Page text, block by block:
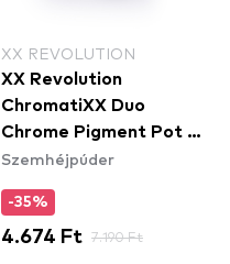
XX REVOLUTION
XX Revolution
ChromatiXX Duo
Chrome Pigment Pot -
Flip
Szemhéjpúder
-35%
4.674 Ft 7.190 Ft